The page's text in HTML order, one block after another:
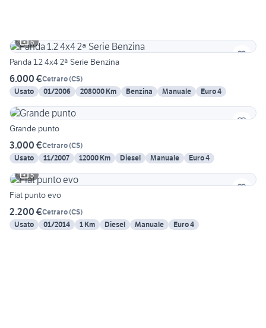
6
Panda 1.2 4x4 2ª Serie Benzina
6.000 €Cetraro(CS)
Usato
01/2006 208000 Km Benzina Manuale Euro 4
Grande punto
3.000 €Cetraro(CS)
Usato
11/2007 12000 Km Diesel Manuale
Euro 4
5
Fiat punto evo
2.200 €Cetraro(CS)
Usato
01/2014 1 Km Diesel Manuale Euro 4